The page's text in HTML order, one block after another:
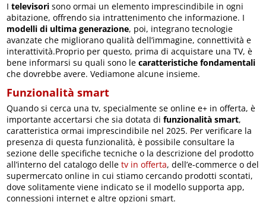
Itelevisori sono ormai un elemento imprescindibile in ogni
abitazione, offrendo sia intrattenimento che informazione. I
modelli di ultima generazione, poi, integrano tecnologie
avanzate che migliorano qualità dell’immagine, connettività e
interattività.Proprio per questo, prima di acquistare una TV, è
bene informarsi su quali sono le caratteristiche fondamentali
che dovrebbe avere. Vediamone alcune insieme.
Funzionalità smart
Quando si cerca una tv, specialmente se online e+ in offerta, è
importante accertarsi che sia dotata difunzionalità smart,
caratteristica ormai imprescindibile nel 2025. Per verificare la
presenza di questa funzionalità, è possibile consultare la
sezione delle specifiche tecniche o la descrizione del prodotto
all’interno del catalogo delletv in offerta, dell’e-commerce o del
supermercato online in cui stiamo cercando prodotti scontati,
dove solitamente viene indicato se il modello supporta app,
connessioni internet e altre opzioni smart.